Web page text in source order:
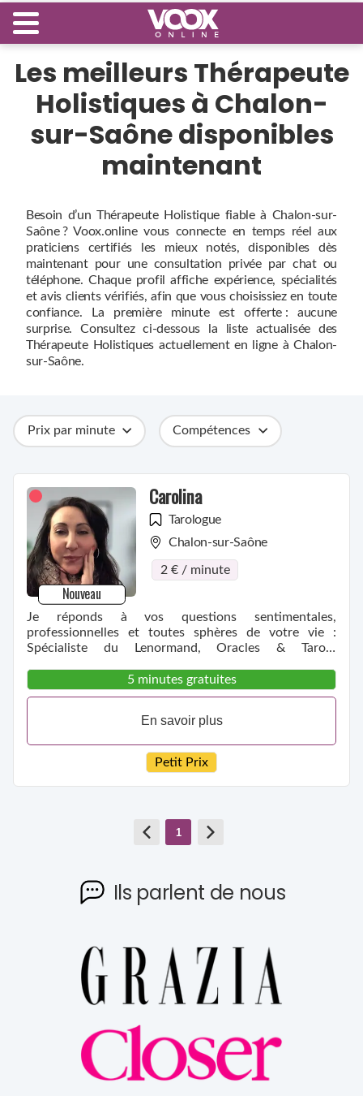
Les meilleurs Thérapeute
Holistiques à Chalon-
sur-Saône disponibles
maintenant
Besoin d’un Thérapeute Holistique fiable à Chalon-sur-
Saône ? Voox.online vous connecte en temps réel aux
praticiens certifiés les mieux notés, disponibles dès
maintenant pour une consultation privée par chat ou
téléphone. Chaque profil affiche expérience, spécialités
et avis clients vérifiés, afin que vous choisissiez en toute
confiance. La première minute est offerte : aucune
surprise. Consultez ci‑dessous la liste actualisée des
Thérapeute Holistiques actuellement en ligne à Chalon-
sur-Saône.
Prix par minute
Catégories
Métiers
Compétences
Nouveau
Carolina
Tarologue
Chalon-sur-Saône
2 € / minute
Je réponds à vos questions sentimentales,
professionnelles et toutes sphères de votre vie :
Spécialiste du Lenormand, Oracles & Tarots
5 minutes gratuites
En savoir plus
Petit Prix
1
Ils parlent de nous